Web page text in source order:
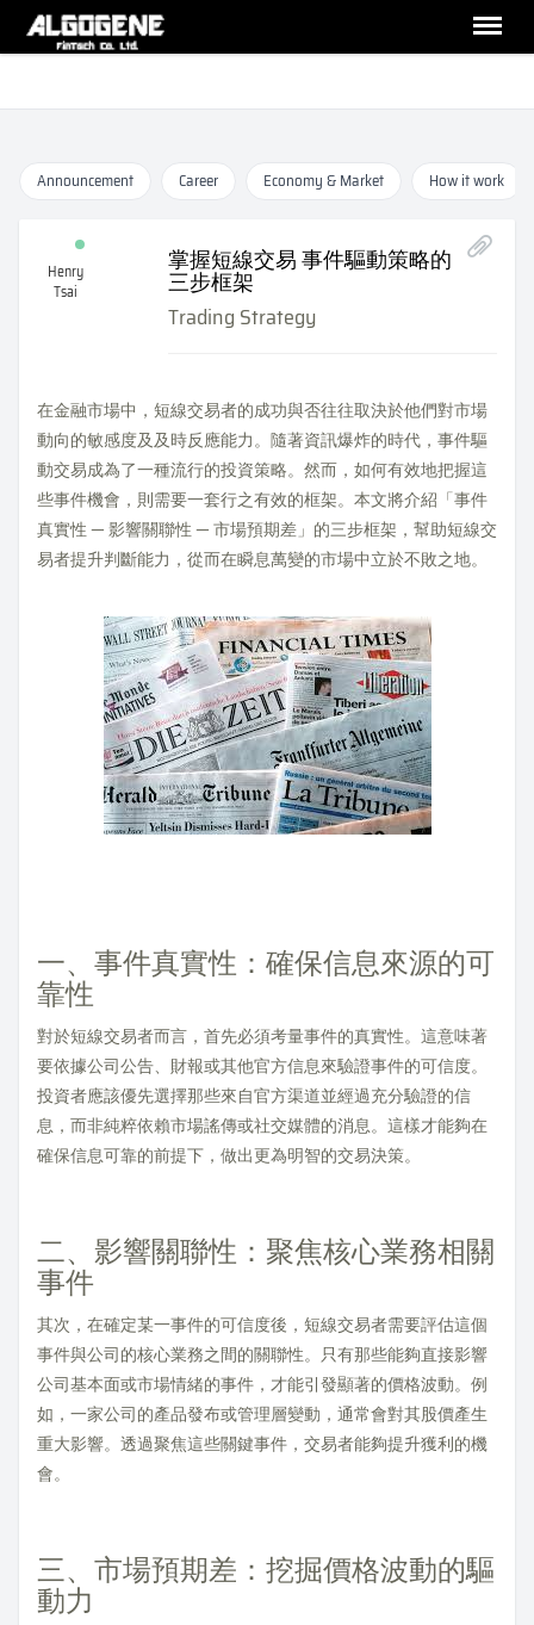
Announcement Career Economy & Market How it work
Henry
Tsai
掌握短線交易 事件驅動策略的
三步框架
Trading Strategy
在金融市場中，短線交易者的成功與否往往取決於他們對市場
動向的敏感度及及時反應能力。隨著資訊爆炸的時代，事件驅
動交易成為了一種流行的投資策略。然而，如何有效地把握這
些事件機會，則需要一套行之有效的框架。本文將介紹「事件
真實性 — 影響關聯性 — 市場預期差」的三步框架，幫助短線交
易者提升判斷能力，從而在瞬息萬變的市場中立於不敗之地。
一、事件真實性：確保信息來源的可
靠性
對於短線交易者而言，首先必須考量事件的真實性。這意味著
要依據公司公告、財報或其他官方信息來驗證事件的可信度。
投資者應該優先選擇那些來自官方渠道並經過充分驗證的信
息，而非純粹依賴市場謠傳或社交媒體的消息。這樣才能夠在
確保信息可靠的前提下，做出更為明智的交易決策。
二、影響關聯性：聚焦核心業務相關
事件
其次，在確定某一事件的可信度後，短線交易者需要評估這個
事件與公司的核心業務之間的關聯性。只有那些能夠直接影響
公司基本面或市場情緒的事件，才能引發顯著的價格波動。例
如，一家公司的產品發布或管理層變動，通常會對其股價產生
重大影響。透過聚焦這些關鍵事件，交易者能夠提升獲利的機
會。
三、市場預期差：挖掘價格波動的驅
動力